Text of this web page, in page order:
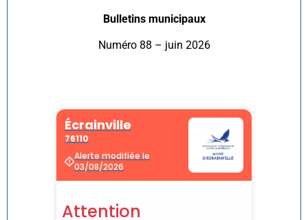
Bulletins municipaux
Numéro 88 – juin 2026